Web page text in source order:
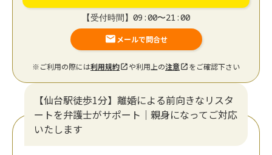
【受付時間】09:00〜21:00
メールで問合せ
※ご利用の際には利用規約 や利用上の注意 をご確認下さい
【仙台駅徒歩1分】離婚による前向きなリスタ
ートを弁護士がサポート｜親身になってご対応
いたします